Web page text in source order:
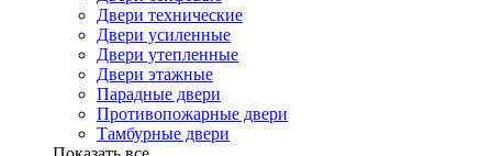
Двери технические
Двери усиленные
Двери утепленные
Двери этажные
Парадные двери
Противопожарные двери
Тамбурные двери